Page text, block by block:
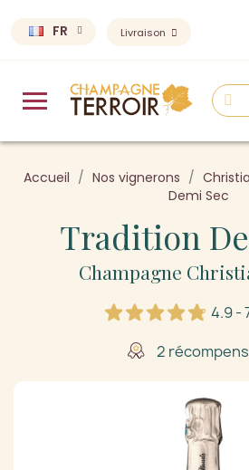
FR Livraison
Accueil Nos vignerons
Demi Sec
Tradition
Champagne
4.9 -
2